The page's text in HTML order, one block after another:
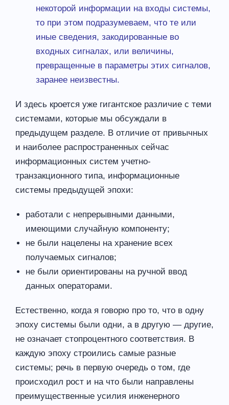
некоторой информации на входы системы,
то при этом подразумеваем, что те или
иные сведения, закодированные во
входных сигналах, или величины,
превращенные в параметры этих сигналов,
заранее неизвестны.
И здесь кроется уже гигантское различие с теми
системами, которые мы обсуждали в
предыдущем разделе. В отличие от привычных
и наиболее распространенных сейчас
информационных систем учетно-
транзакционного типа, информационные
системы предыдущей эпохи:
работали с непрерывными данными,
имеющими случайную компоненту;
не были нацелены на хранение всех
получаемых сигналов;
не были ориентированы на ручной ввод
данных операторами.
Естественно, когда я говорю про то, что в одну
эпоху системы были одни, а в другую — другие,
не означает стопроцентного соответствия. В
каждую эпоху строились самые разные
системы; речь в первую очередь о том, где
происходил рост и на что были направлены
преимущественные усилия инженерного